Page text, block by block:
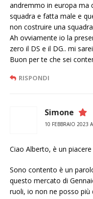
andremmo in europa ma
squadra e fatta male e
non costruire una
Ah ovviamente io la
zero il DS e il DG.. mi
Buon per te che sei
RISPONDI
Simone
10 FEBBRAIO 2023
Ciao Alberto, è un
Sono contento è un
questo mercato di
ruoli, io non ne posso più